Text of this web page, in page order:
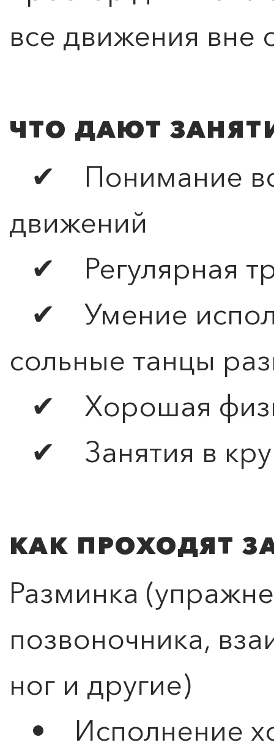
все движения вне
ЧТО ДАЮТ
✔ Понимание
движений
✔ Регулярная
✔ Умение
сольные танцы
✔ Хорошая
✔ Занятия в
КАК ПРОХОДЯТ
Разминка
позвоночника,
ног и другие)
• Исполнение